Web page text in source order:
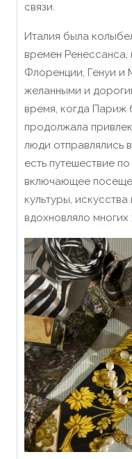
связи.
Италия была
времен Ренессанса,
Флоренции, Генуи и
желанными и
время, когда Париж
продолжала
люди отправлялись
есть путешествие
включающее
культуры,
вдохновляло